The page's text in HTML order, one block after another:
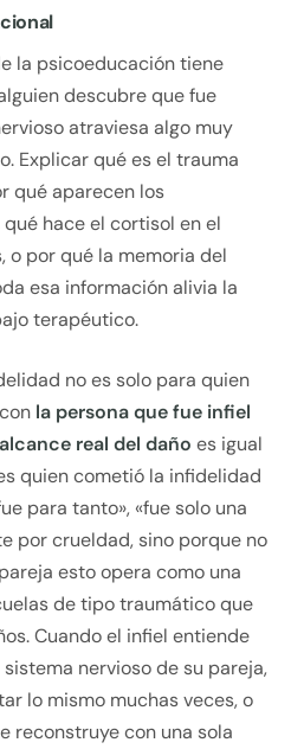
la psicoeducación tiene
descubre que fue
atraviesa algo muy
Explicar qué es el trauma
qué aparecen los
hace el cortisol en el
o por qué la memoria del
esa información alivia la
terapéutico.
no es solo para quien
la persona que fue infiel
real del daño es igual
quien cometió la infidelidad
para tanto», «fue solo una
por crueldad, sino porque no
esto opera como una
de tipo traumático que
Cuando el infiel entiende
nervioso de su pareja,
lo mismo muchas veces, o
reconstruye con una sola